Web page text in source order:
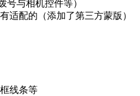
号与相机控件等）
适配的（添加了第三方蒙版）
线条等